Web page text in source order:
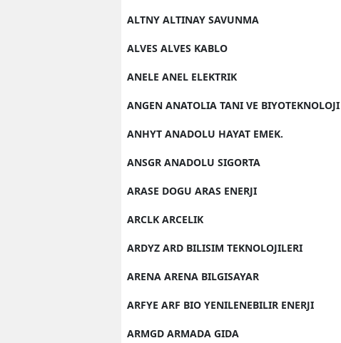
ALTNY ALTINAY SAVUNMA
ALVES ALVES KABLO
ANELE ANEL ELEKTRIK
ANGEN ANATOLIA TANI VE BIYOTEKNOLOJI
ANHYT ANADOLU HAYAT EMEK.
ANSGR ANADOLU SIGORTA
ARASE DOGU ARAS ENERJI
ARCLK ARCELIK
ARDYZ ARD BILISIM TEKNOLOJILERI
ARENA ARENA BILGISAYAR
ARFYE ARF BIO YENILENEBILIR ENERJI
ARMGD ARMADA GIDA